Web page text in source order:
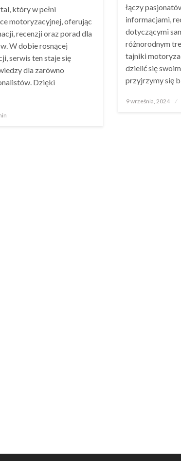
który w pełni
motoryzacyjnej, oferując
recenzji oraz porad dla
W dobie rosnącej
serwis ten staje się
dla zarówno
Dzięki
łączy
informacjami,
dotyczącymi
różnorodnym
tajniki
dzielić się
przyjrzymy się
Opublikowane
9 września, 2024